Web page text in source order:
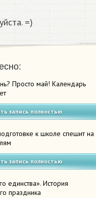
=)​
Просто май! Календарь
запись полностью
к школе спешит на
запись полностью
единства». История
праздника